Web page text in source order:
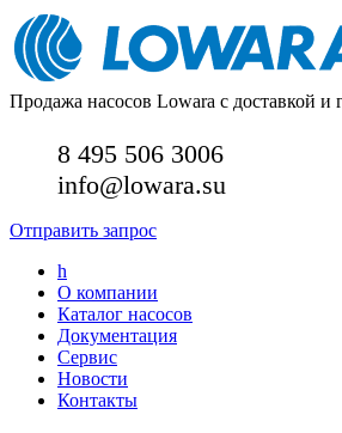
Продажа насосов Lowara с доставкой и
8 495 506 3006
info@lowara.su
Отправить запрос
h
О компании
Каталог насосов
Документация
Сервис
Новости
Контакты